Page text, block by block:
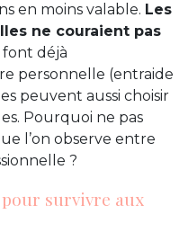
en moins valable. Les
ne couraient pas
font déjà
personnelle (entraide
peuvent aussi choisir
Pourquoi ne pas
l’on observe entre
?
pour survivre aux